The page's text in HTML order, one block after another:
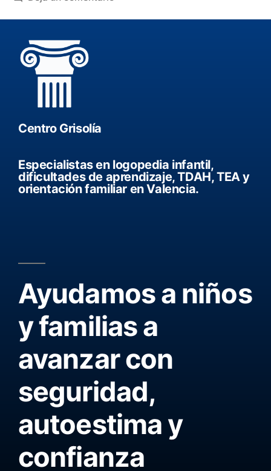
Centro Grisolía
Especialistas en logopedia infantil,
dificultades de aprendizaje, TDAH, TEA y
orientación familiar en Valencia.
Ayudamos a niños
y familias a
avanzar con
seguridad,
autoestima y
confianza